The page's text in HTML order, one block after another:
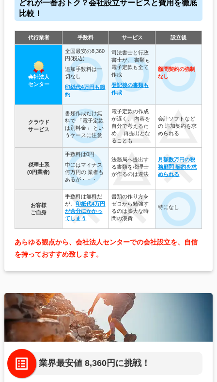
どれが一番おトク？会社設立サービスと費用を徹底
比較！
代行業者 手数料 サービス 設立後
会社法人
センター
全国最安の8,360
円(税込)
追加手数料は一
切なし
印紙代4万円も節
約
司法書士と行政
書士が、
書類も
電子定款も全て
作成
登記後の書類も
作成
顧問契約の強制
なし
クラウド
サービス
書類作成だけ無
料で「電子定款
は別料金」
とい
うケースに注意
電子定款の作成
が遅く、
内容を
自分で考えるた
め、
再提出とな
ることも
会計ソフトなど
の 追加契約を求
められる
税理士系
(0円業者)
手数料は0円
中にはマイナス
何万円の 業者も
あるが・・・
法務局へ提出す
る書類を税理士
が作るのは違法
月額数万円の税
務顧問 契約を求
められる
お客様
ご自身
手数料は無料だ
が、
印紙代4万円
が余分にかかっ
てしまう
書類の作り方を
ゼロから勉強す
るのは 膨大な時
間の浪費
特になし
あらゆる観点から、会社法人センターでの会社設立を、自信
を持っておすすめ致します。
業界最安値 8,360円に挑戦！